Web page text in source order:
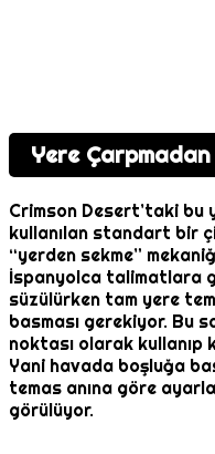
Yere Çarpmadan
Crimson Desert’taki bu
kullanılan standart bir
“yerden sekme”
İspanyolca talimatlara
süzülürken tam yere
basması gerekiyor. Bu
noktası olarak kullanıp
Yani havada boşluğa
temas anına göre
görülüyor.